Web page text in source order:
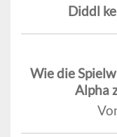
Diddl
Wie die
Alpha